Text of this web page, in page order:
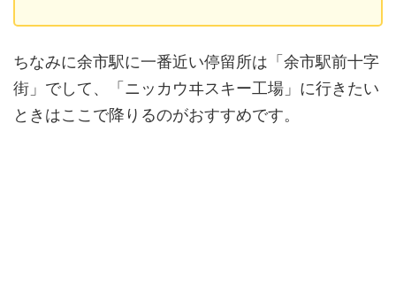
ちなみに余市駅に一番近い停留所は「余市駅前十字
街」でして、「ニッカウヰスキー工場」に行きたい
ときはここで降りるのがおすすめです。